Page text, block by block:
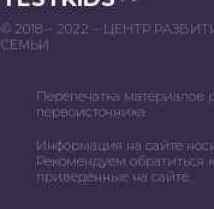
© 2018 – 2022 – ЦЕНТР
СЕМЬИ
Перепечатка материалов
первоисточника
Информация на сайте
Рекомендуем обратиться
приведенные на сайте.